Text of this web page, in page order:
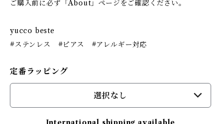
ご購入前に必ず「About」ページをご確認ください。
yucco beste
#ステンレス #ピアス #アレルギー対応
定番ラッピング
選択なし